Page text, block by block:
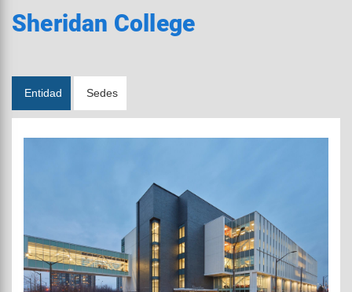
Sheridan College
Entidad Sedes